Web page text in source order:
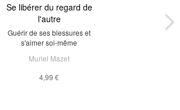
Se libérer du regard de
l'autre
Guérir de ses blessures et
s'aimer soi-même
Muriel Mazet
4,99 €